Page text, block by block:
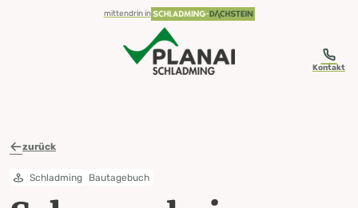
Zum Inhalt springen
Zum Inhaltsverzeichnis springen
Zur Navigation springen
Schauen beim Bauen - 3. Oktober 2025
mittendrin in
Kontakt
zurück
Schladming Bautagebuch